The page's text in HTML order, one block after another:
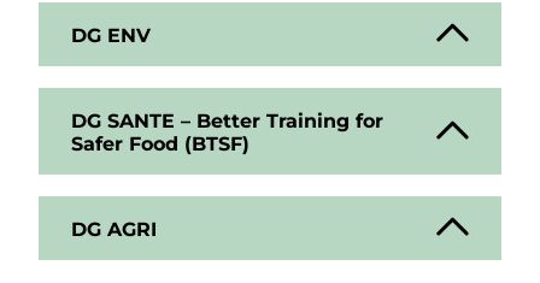
DG ENV
DG SANTE – Better Training for
Safer Food (BTSF)
DG AGRI